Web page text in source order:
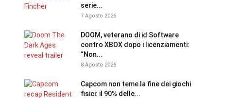
serie...
7 Agosto 2026
DOOM, veterano di id Software
contro XBOX dopo i licenziamenti:
“Non...
8 Agosto 2026
Capcom non teme la fine dei giochi
fisici: il 90% delle...